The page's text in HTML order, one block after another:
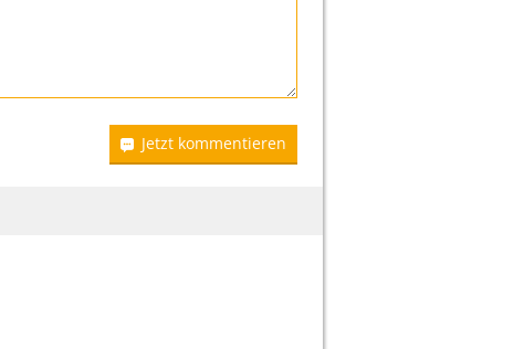
Jetzt kommentieren